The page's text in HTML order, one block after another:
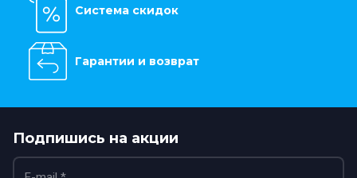
Система скидок
Гарантии и возврат
Подпишись на акции